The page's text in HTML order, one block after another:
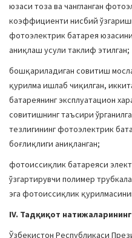
юзаси тоза ва чангланган
коэффициенти нисбий
фотоэлектрик батарея
аниқлаш усули таклиф этилган;
бошқариладиган совитиш
қурилма ишлаб чиқилган,
батареянинг эксплуатацион
совитишнинг таъсири
тезлигининг фотоэлектрик
боғлиқлиги аниқланган;
фотоиссиқлик батареяси
ўзгартирувчи полимер
эга фотоиссиқлик
IV. Тадқиқот
Ўзбекистон Республикаси